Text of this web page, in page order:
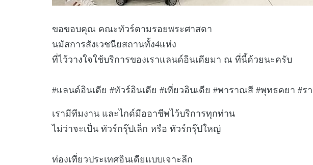
ขอขอบคุณ คณะทัวร์ตามรอยพระศาสดา
นมัสการสังเวชนียสถานทั้ง4แห่ง
ที่ไว้วางใจใช้บริการของเราแลนด์อินเดียมา ณ ที่นี้ด้วยนะครับ
#แลนด์อินเดีย #ทัวร์อินเดีย #เที่ยวอินเดีย #พาราณสี #พุทธคยา #ร
เรามีทีมงาน และไกด์มืออาชีพไว้บริการทุกท่าน
ไม่ว่าจะเป็น ทัวร์กรุ๊ปเล็ก หรือ ทัวร์กรุ๊ปใหญ่
ท่องเที่ยวประเทศอินเดียแบบเจาะลึก